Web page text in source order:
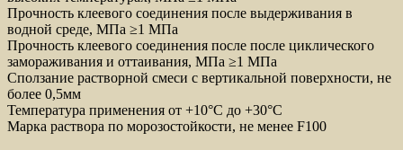
Прочность клеевого соединения после выдерживания в
водной среде, МПа ≥1 МПа
Прочность клеевого соединения после после циклического
замораживания и оттаивания, МПа ≥1 МПа
Сползание растворной смеси с вертикальной поверхности, не
более 0,5мм
Температура применения от +10°С до +30°С
Марка раствора по морозостойкости, не менее F100